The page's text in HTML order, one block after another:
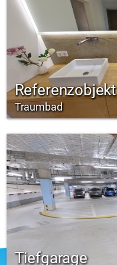
Referenzobjekt
Traumbad
Tiefgarage